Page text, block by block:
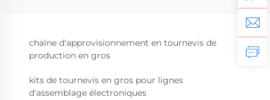
chaîne d'approvisionnement en tournevis de
production en gros
kits de tournevis en gros pour lignes
d'assemblage électroniques